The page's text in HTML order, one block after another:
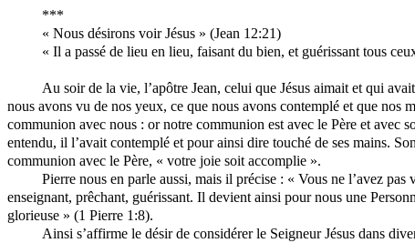
***
« Nous désirons voir Jésus » (Jean 12:21)
« Il a passé de lieu en lieu, faisant du bien, et guérissant tous
Au soir de la vie, l’apôtre Jean, celui que Jésus aimait et qui
nous avons vu de nos yeux, ce que nous avons contemplé et que nos
communion avec nous : or notre communion est avec le Père et avec
entendu, il l’avait contemplé et pour ainsi dire touché de ses mains.
communion avec le Père, « votre joie soit accomplie ».
Pierre nous en parle aussi, mais il précise : « Vous ne l’avez
enseignant, prêchant, guérissant. Il devient ainsi pour nous une
glorieuse » (1 Pierre 1:8).
Ainsi s’affirme le désir de considérer le Seigneur Jésus dans